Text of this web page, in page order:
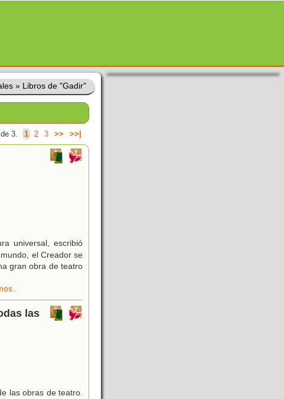
» Libros de "Gadir"
de 3. 1 2 3 >> >>|
universal, escribió
el Creador se
gran obra de teatro
.
las
las obras de teatro.